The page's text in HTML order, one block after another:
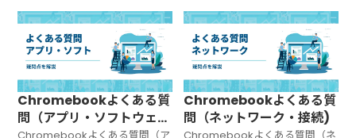
た。
とめました。
Chromebookよくある質
問（アプリ・ソフトウェ
Chromebookよくある質
問（ネットワーク・接続)